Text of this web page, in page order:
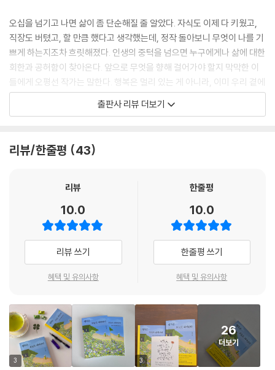
철들지 않아서 다행이다
은은한 빛을 내고 있다
겨울과 봄의 경계선
내 마음의 창도 늘 깨끗하게 닦아줘라
역경 속에서 성장한다
떠나기 전 후회를 하지 않고
아픔은 흘려보내고 기쁨은 붙잡자
오십을 넘기고 나면 삶이 좀 단순해질 줄 알았다. 자식도 이제 다 키웠고,
직장도 버텼고, 할 만큼 했다고 생각했는데, 정작 돌아보니 무엇이 나를 기
쁘게 하는지조차 흐릿해졌다. 인생의 중턱을 넘으면 누구에게나 삶에 대한
회한과 공허함이 찾아온다. 앞으로 무엇을 향해 걸어가야 할지 막막한 이
들에게 오평선 작가는 말한다. 행복은 멀리 있는 게 아니라, 이미 우리 곁에
있다고.
특히 행복을 얻을 수 있는 방법 중 하나로 욕심·비교·조급함·자책 같은 여
아온다'에서는 부부, 부모, 오랜 친구, 스쳐 간 인연까지, 나이가 들수록 달
는 태도, 기대를 내려놓았을 때 비로소 가벼워지는 관계의 비밀이 여기에
있다. 3장 ‘비워야 비로소 채워지는 순간이 있다’에서는 섬에서의 일주일,
삼나무 숲길 산책, 비 오는 월요일의 찜질방처럼 세상과 잠시 거리를 두며
마음을 정화하는 법을 이야기한다. 마지막으로 4장 ‘흔들려도 삶은 다시
피어난다’에서는 역경을 지나온 삶이 어떻게 단단해지는지, 떠나기 전 후
전한다.
당신의 하루를 특별하게 만드는 글과
꽃을 품은 명화가 건네는 따뜻한 위로
출판사 리뷰 더보기
리뷰/한줄평 43
리뷰
10.0
리뷰 쓰기
혜택 및 유의사항
한줄평
10.0
한줄평 쓰기
혜택 및 유의사항
3 3
26
더보기